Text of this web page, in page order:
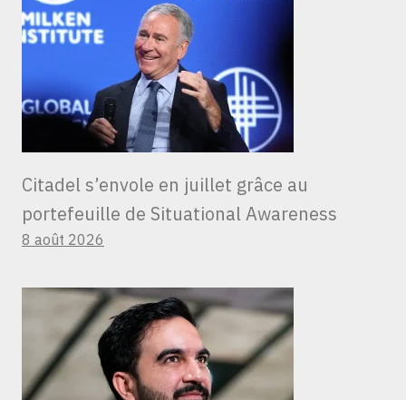
Citadel s’envole en juillet grâce au
portefeuille de Situational Awareness
8 août 2026